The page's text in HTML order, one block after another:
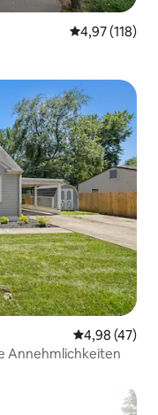
4,97 (118)
4,98 (47)
Annehmlichkeiten